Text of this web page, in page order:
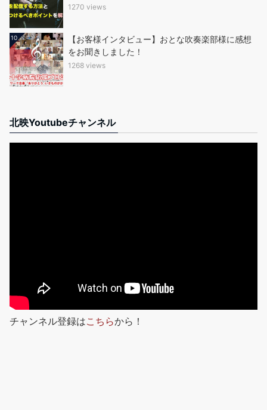
1270 views
10
【お客様インタビュー】おとな吹奏楽部様に感想
をお聞きしました！
1268 views
北映Youtubeチャンネル
チャンネル登録はこちらから！